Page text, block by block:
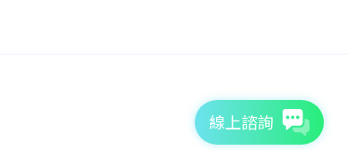
線上諮詢